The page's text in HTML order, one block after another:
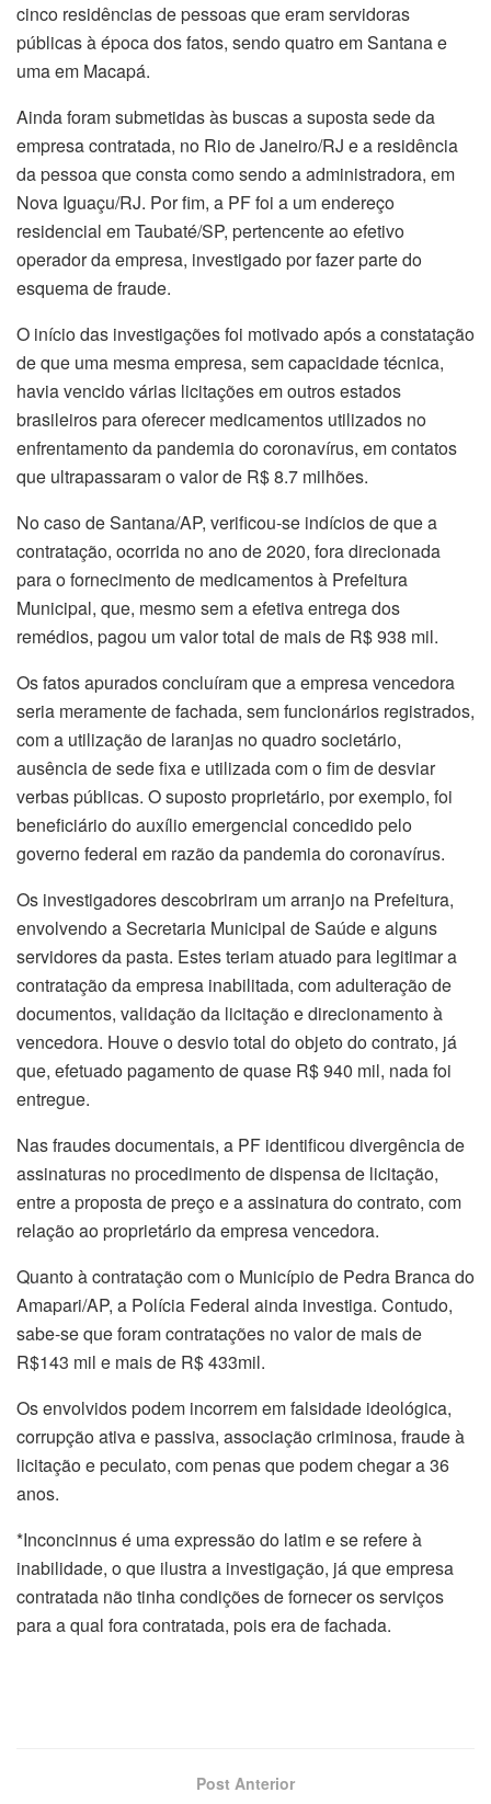
cinco residências de pessoas que eram servidoras
públicas à época dos fatos, sendo quatro em Santana e
uma em Macapá.
Ainda foram submetidas às buscas a suposta sede da
empresa contratada, no Rio de Janeiro/RJ e a residência
da pessoa que consta como sendo a administradora, em
Nova Iguaçu/RJ. Por fim, a PF foi a um endereço
residencial em Taubaté/SP, pertencente ao efetivo
operador da empresa, investigado por fazer parte do
esquema de fraude.
O início das investigações foi motivado após a constatação
de que uma mesma empresa, sem capacidade técnica,
havia vencido várias licitações em outros estados
brasileiros para oferecer medicamentos utilizados no
enfrentamento da pandemia do coronavírus, em contatos
que ultrapassaram o valor de R$ 8.7 milhões.
No caso de Santana/AP, verificou-se indícios de que a
contratação, ocorrida no ano de 2020, fora direcionada
para o fornecimento de medicamentos à Prefeitura
Municipal, que, mesmo sem a efetiva entrega dos
remédios, pagou um valor total de mais de R$ 938 mil.
Os fatos apurados concluíram que a empresa vencedora
seria meramente de fachada, sem funcionários registrados,
com a utilização de laranjas no quadro societário,
ausência de sede fixa e utilizada com o fim de desviar
verbas públicas. O suposto proprietário, por exemplo, foi
beneficiário do auxílio emergencial concedido pelo
governo federal em razão da pandemia do coronavírus.
Os investigadores descobriram um arranjo na Prefeitura,
envolvendo a Secretaria Municipal de Saúde e alguns
servidores da pasta. Estes teriam atuado para legitimar a
contratação da empresa inabilitada, com adulteração de
documentos, validação da licitação e direcionamento à
vencedora. Houve o desvio total do objeto do contrato, já
que, efetuado pagamento de quase R$ 940 mil, nada foi
entregue.
Nas fraudes documentais, a PF identificou divergência de
assinaturas no procedimento de dispensa de licitação,
entre a proposta de preço e a assinatura do contrato, com
relação ao proprietário da empresa vencedora.
Quanto à contratação com o Município de Pedra Branca do
Amapari/AP, a Polícia Federal ainda investiga. Contudo,
sabe-se que foram contratações no valor de mais de
R$143 mil e mais de R$ 433mil.
Os envolvidos podem incorrem em falsidade ideológica,
corrupção ativa e passiva, associação criminosa, fraude à
licitação e peculato, com penas que podem chegar a 36
anos.
*Inconcinnus é uma expressão do latim e se refere à
inabilidade, o que ilustra a investigação, já que empresa
contratada não tinha condições de fornecer os serviços
para a qual fora contratada, pois era de fachada.
Post Anterior